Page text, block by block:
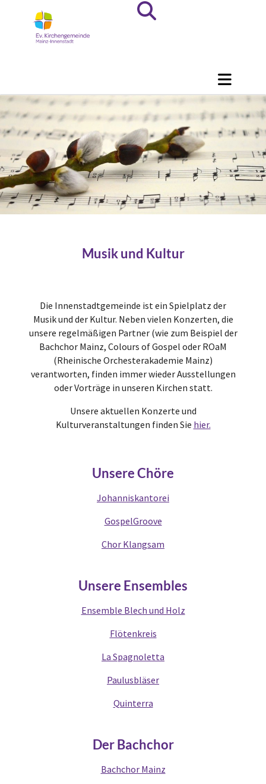
Musik und Kultur
Die Innenstadtgemeinde ist ein Spielplatz der
Musik und der Kultur. Neben vielen Konzerten, die
unsere regelmäßigen Partner (wie zum Beispiel der
Bachchor Mainz, Colours of Gospel oder ROaM
(Rheinische Orchesterakademie Mainz)
verantworten, finden immer wieder Ausstellungen
oder Vorträge in unseren Kirchen statt.
Unsere aktuellen Konzerte und
Kulturveranstaltungen finden Sie hier.
Unsere Chöre
Johanniskantorei
GospelGroove
Chor Klangsam
Unsere Ensembles
Ensemble Blech und Holz
Flötenkreis
La Spagnoletta
Paulusbläser
Quinterra
Der Bachchor
Bachchor Mainz